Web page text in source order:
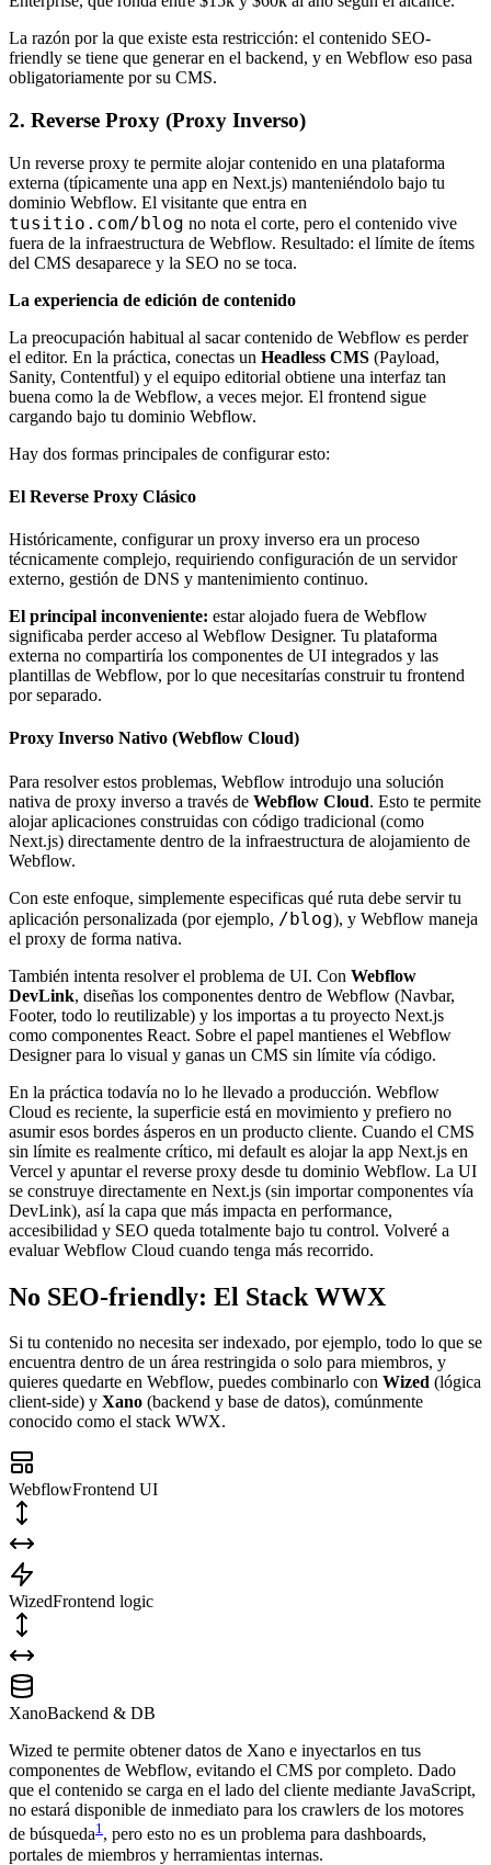
La razón por la que existe esta restricción: el contenido SEO-
friendly se tiene que generar en el backend, y en Webflow eso pasa
obligatoriamente por su CMS.
2. Reverse Proxy (Proxy Inverso)
Un reverse proxy te permite alojar contenido en una plataforma
externa (típicamente una app en Next.js) manteniéndolo bajo tu
dominio Webflow. El visitante que entra en
tusitio.com/blog no nota el corte, pero el contenido vive
fuera de la infraestructura de Webflow. Resultado: el límite de ítems
del CMS desaparece y la SEO no se toca.
La experiencia de edición de contenido
La preocupación habitual al sacar contenido de Webflow es perder
el editor. En la práctica, conectas un Headless CMS (Payload,
Sanity, Contentful) y el equipo editorial obtiene una interfaz tan
buena como la de Webflow, a veces mejor. El frontend sigue
cargando bajo tu dominio Webflow.
Hay dos formas principales de configurar esto:
El Reverse Proxy Clásico
Históricamente, configurar un proxy inverso era un proceso
técnicamente complejo, requiriendo configuración de un servidor
externo, gestión de DNS y mantenimiento continuo.
El principal inconveniente: estar alojado fuera de Webflow
significaba perder acceso al Webflow Designer. Tu plataforma
externa no compartiría los componentes de UI integrados y las
plantillas de Webflow, por lo que necesitarías construir tu frontend
por separado.
Proxy Inverso Nativo (Webflow Cloud)
Para resolver estos problemas, Webflow introdujo una solución
nativa de proxy inverso a través de Webflow Cloud. Esto te permite
alojar aplicaciones construidas con código tradicional (como
Next.js) directamente dentro de la infraestructura de alojamiento de
Webflow.
Con este enfoque, simplemente especificas qué ruta debe servir tu
aplicación personalizada (por ejemplo, /blog), y Webflow maneja
el proxy de forma nativa.
También intenta resolver el problema de UI. Con Webflow
DevLink, diseñas los componentes dentro de Webflow (Navbar,
Footer, todo lo reutilizable) y los importas a tu proyecto Next.js
como componentes React. Sobre el papel mantienes el Webflow
Designer para lo visual y ganas un CMS sin límite vía código.
En la práctica todavía no lo he llevado a producción. Webflow
Cloud es reciente, la superficie está en movimiento y prefiero no
asumir esos bordes ásperos en un producto cliente. Cuando el CMS
sin límite es realmente crítico, mi default es alojar la app Next.js en
Vercel y apuntar el reverse proxy desde tu dominio Webflow. La UI
se construye directamente en Next.js (sin importar componentes vía
DevLink), así la capa que más impacta en performance,
accesibilidad y SEO queda totalmente bajo tu control. Volveré a
evaluar Webflow Cloud cuando tenga más recorrido.
No SEO-friendly: El Stack WWX
Si tu contenido no necesita ser indexado, por ejemplo, todo lo que se
encuentra dentro de un área restringida o solo para miembros, y
quieres quedarte en Webflow, puedes combinarlo con Wized (lógica
client-side) y Xano (backend y base de datos), comúnmente
conocido como el stack WWX.
WebflowFrontend UI
WizedFrontend logic
XanoBackend & DB
Wized te permite obtener datos de Xano e inyectarlos en tus
componentes de Webflow, evitando el CMS por completo. Dado
que el contenido se carga en el lado del cliente mediante JavaScript,
no estará disponible de inmediato para los crawlers de los motores
de búsqueda1, pero esto no es un problema para dashboards,
portales de miembros y herramientas internas.